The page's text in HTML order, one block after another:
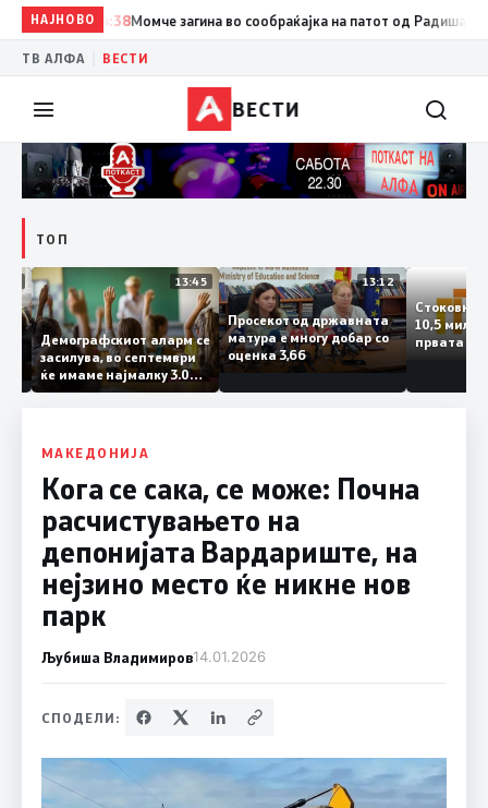
НАЈНОВО
14:38Момче загина во сообраќајка на патот од Радишани кон
ТВ АЛФА ВЕСТИ
ВЕСТИ
ТОП
14:12 13:45
Демографскиот аларм се
засилува, во септември
ќе имаме најмалку 3.000
првачиња помалку
13:12
Просекот од државната
матура е многу добар со
оценка 3,66
10,5
МАКЕДОНИЈА
Кога се сака, се може: Почна
расчистувањето на
депонијата Вардариште, на
нејзино место ќе никне нов
парк
Љубиша Владимиров14.01.2026
СПОДЕЛИ: